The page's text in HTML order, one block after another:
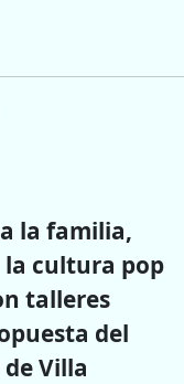
la familia,
la cultura pop
talleres
del
Villa